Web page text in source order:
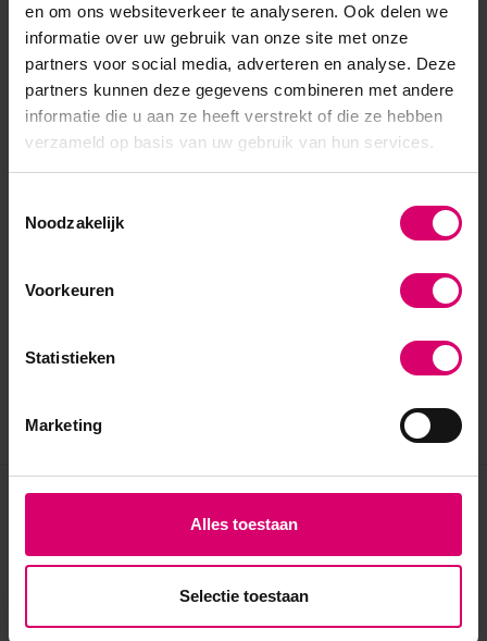
en om ons websiteverkeer te analyseren. Ook delen we
informatie over uw gebruik van onze site met onze
partners voor social media, adverteren en analyse. Deze
partners kunnen deze gegevens combineren met andere
informatie die u aan ze heeft verstrekt of die ze hebben
verzameld op basis van uw gebruik van hun services.
Noodzakelijk
Voorkeuren
Statistieken
Marketing
Alles toestaan
Selectie toestaan
SKU 370424